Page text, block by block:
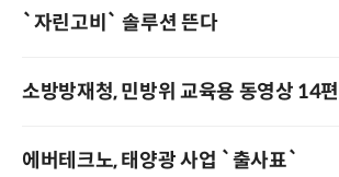
`자린고비` 솔루션 뜬다
소방방재청, 민방위 교육용 동영상 14
에버테크노, 태양광 사업 `출사표`